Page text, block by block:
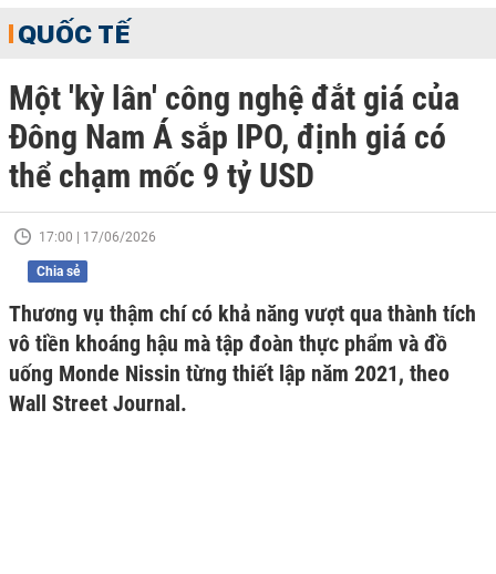
QUỐC TẾ
Một 'kỳ lân' công nghệ đắt giá của
Đông Nam Á sắp IPO, định giá có
thể chạm mốc 9 tỷ USD
17:00 | 17/06/2026
Chia sẻ
Thương vụ thậm chí có khả năng vượt qua thành tích
vô tiền khoáng hậu mà tập đoàn thực phẩm và đồ
uống Monde Nissin từng thiết lập năm 2021, theo
Wall Street Journal.